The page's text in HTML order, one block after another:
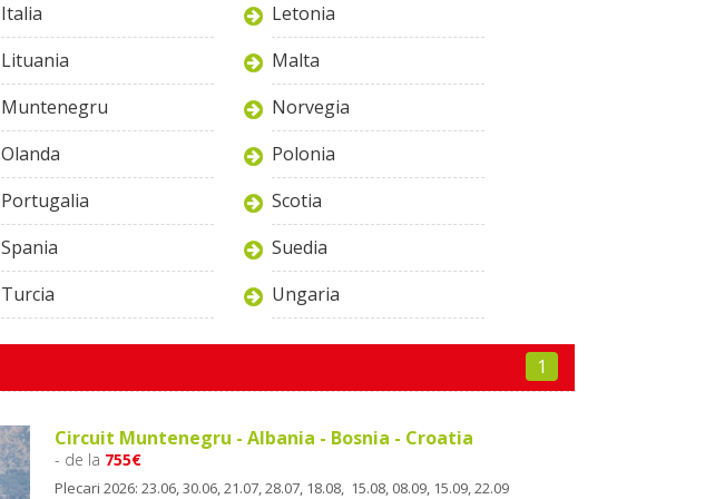
Italia
Letonia
Lituania
Malta
Muntenegru
Norvegia
Olanda
Polonia
Portugalia
Scotia
Spania
Suedia
Turcia
Ungaria
1
Circuit Muntenegru - Albania - Bosnia - Croatia
- de la 755€
Plecari 2026: 23.06, 30.06, 21.07, 28.07, 18.08, 15.08, 08.09, 15.09, 22.09